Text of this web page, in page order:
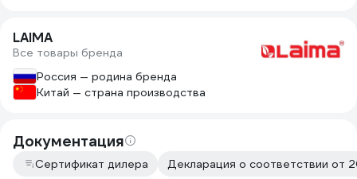
LAIMA
Все товары бренда
Россия — родина бренда
Китай — страна производства
Документация
Сертификат дилера Декларация о соответствии от